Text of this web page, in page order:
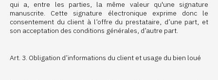
qui a, entre les parties, la même valeur qu'une signature
manuscrite. Cette signature électronique exprime donc le
consentement du client à l’offre du prestataire, d’une part, et
son acceptation des conditions générales, d’autre part.
Art. 3. Obligation d’informations du client et usage du bien loué